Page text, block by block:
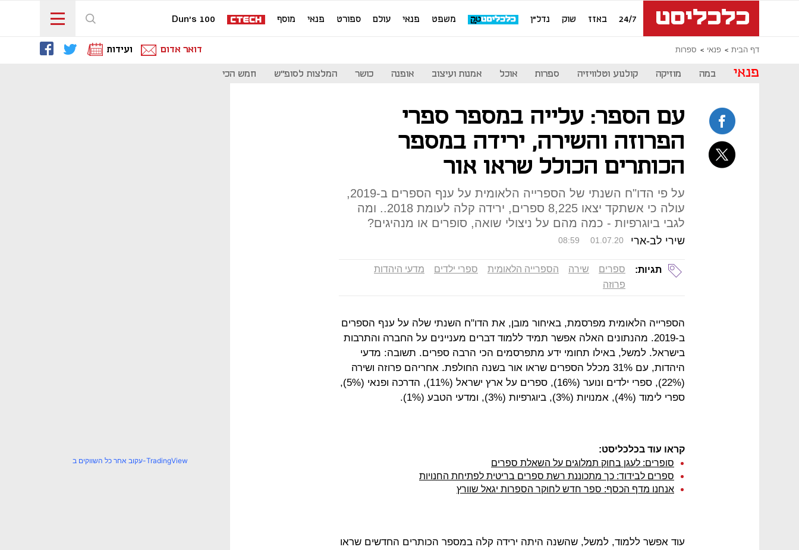
24/7 באזז שוק נדל"ן משפט פנאי עולם ספורט פנאי מוסף Dun's 100
דף הבית פנאי ספרות דואר אדום ועידות
פנאי במה מוזיקה קולנוע וטלוויזיה ספרות אוכל אמנות ועיצוב אופנה כושר המלצות לסופ"ש חמש הכי
עם הספר: עלייה במספר ספרי
הפרוזה והשירה, ירידה במספר
הכותרים הכולל שראו אור
על פי הדו"ח השנתי של הספרייה הלאומית על ענף הספרים ב-2019,
עולה כי אשתקד יצאו 8,225 ספרים, ירידה קלה לעומת 2018.. ומה
לגבי ביוגרפיות - כמה מהם על ניצולי שואה, סופרים או מנהיגים?
שירי לב-ארי 08:59 01.07.20
תגיות: ספרים שירה הספרייה הלאומית ספרי ילדים
מדעי היהדות
פרוזה
הספרייה הלאומית מפרסמת, באיחור מובן, את הדו"ח השנתי שלה על ענף הספרים
ב-2019. מהנתונים האלה אפשר תמיד ללמוד דברים מעניינים על החברה והתרבות
בישראל. למשל, באילו תחומי ידע מתפרסמים הכי הרבה ספרים. תשובה: מדעי
היהדות, עם 31% מכלל הספרים שראו אור בשנה החולפת. אחריהם פרוזה ושירה
(22%), ספרי ילדים ונוער (16%), ספרים על ארץ ישראל (11%), הדרכה ופנאי (5%),
ספרי לימוד (4%), אמנויות (3%), ביוגרפיות (3%), ומדעי הטבע (1%).
קראו עוד בכלכליסט:
סופרים: לעגן בחוק תמלוגים על השאלת ספרים
ספרים לבידוד: כך מתכוננת רשת ספרים בריטית לפתיחת החנויות
אנחנו מדף הכסף: ספר חדש לחוקר הספרות יגאל שוורץ
עוד אפשר ללמוד, למשל, שהשנה היתה ירידה קלה במספר הכותרים החדשים שראו
עקוב אחר כל השווקים ב-TradingView